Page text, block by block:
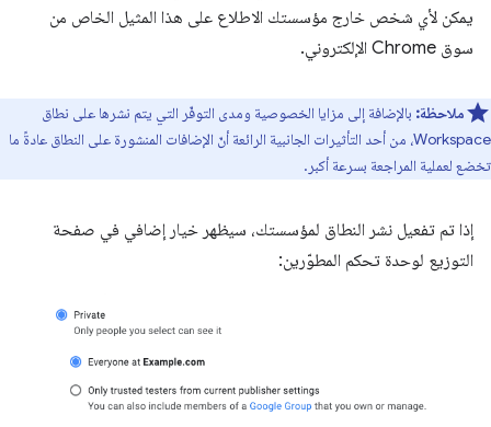
يمكن لأي شخص خارج مؤسستك الاطلاع على هذا المثيل الخاص من
سوق Chrome الإلكتروني.
ملاحظة: بالإضافة إلى مزايا الخصوصية ومدى التوفّر التي يتم نشرها على نطاق
Workspace، من أحد التأثيرات الجانبية الرائعة أنّ الإضافات المنشورة على النطاق عادةً ما
تخضع لعملية المراجعة بسرعة أكبر.
إذا تم تفعيل نشر النطاق لمؤسستك، سيظهر خيار إضافي في صفحة
التوزيع لوحدة تحكم المطوّرين: